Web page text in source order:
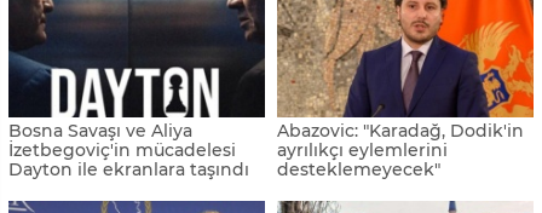
Bosna Savaşı ve Aliya
İzetbegoviç'in mücadelesi
Dayton ile ekranlara taşındı
Abazovic: "Karadağ, Dodik'in
ayrılıkçı eylemlerini
desteklemeyecek"